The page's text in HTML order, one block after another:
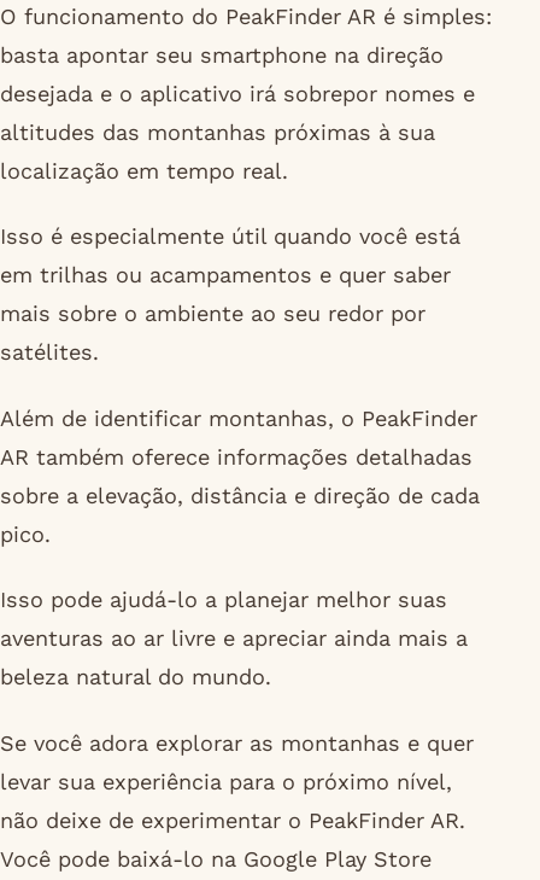
O funcionamento do PeakFinder AR é simples:
basta apontar seu smartphone na direção
desejada e o aplicativo irá sobrepor nomes e
altitudes das montanhas próximas à sua
localização em tempo real.
Isso é especialmente útil quando você está
em trilhas ou acampamentos e quer saber
mais sobre o ambiente ao seu redor por
satélites.
Além de identificar montanhas, o PeakFinder
AR também oferece informações detalhadas
sobre a elevação, distância e direção de cada
pico.
Isso pode ajudá-lo a planejar melhor suas
aventuras ao ar livre e apreciar ainda mais a
beleza natural do mundo.
Se você adora explorar as montanhas e quer
levar sua experiência para o próximo nível,
não deixe de experimentar o PeakFinder AR.
Você pode baixá-lo na Google Play Store